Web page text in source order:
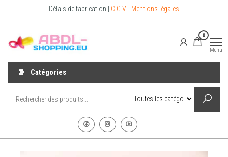
Délais de fabrication | C.G.V. Mentions légales
Abdl
Shop for
0
Menu
Catégories